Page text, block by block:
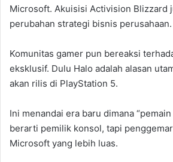
Microsoft. Akuisisi Activision Blizzard
perubahan strategi bisnis perusahaan.
Komunitas gamer pun bereaksi
eksklusif. Dulu Halo adalah alasan
akan rilis di PlayStation 5.
Ini menandai era baru dimana
berarti pemilik konsol, tapi
Microsoft yang lebih luas.